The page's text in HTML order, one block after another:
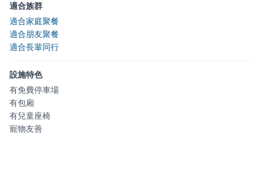
適合族群
適合家庭聚餐
適合朋友聚餐
適合長輩同行
設施特色
有免費停車場
有包廂
有兒童座椅
寵物友善